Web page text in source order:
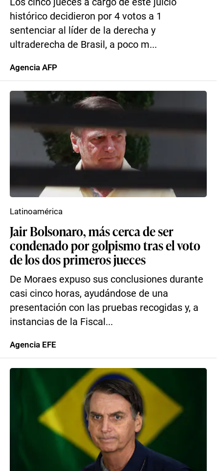
histórico decidieron por 4 votos a 1
sentenciar al líder de la derecha y
ultraderecha de Brasil, a poco m...
Agencia AFP
Jair Bolsonaro, más cerca de ser
condenado por golpismo tras el voto
de los dos primeros jueces
De Moraes expuso sus conclusiones durante
casi cinco horas, ayudándose de una
presentación con las pruebas recogidas y, a
instancias de la Fiscal...
Latinoamérica
Agencia EFE